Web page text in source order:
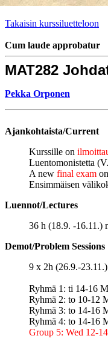
Takaisin kurssiluetteloon
Cum laude approbatur
MAT282
Pekka Orponen
Ajankohtaista/Current
Kurssille on
Luentomonistetta
A new final exam
Ensimmäisen
Luennot/Lectures
36 h (18.9. -16.11.)
Demot/Problem Sessions
9 x 2h (26.9.-23.11.)
Ryhmä 1: ti 14-16
Ryhmä 2: to 10-12
Ryhmä 3: to 14-16
Ryhmä 4: to 14-16
Group 5: Wed 12-